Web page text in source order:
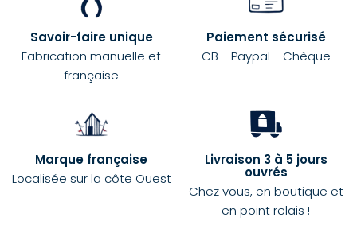
Savoir-faire unique
Fabrication manuelle et
française
Paiement sécurisé
CB - Paypal - Chèque
Marque française
Localisée sur la côte Ouest
Livraison 3 à 5 jours
ouvrés
Chez vous, en boutique et
en point relais !